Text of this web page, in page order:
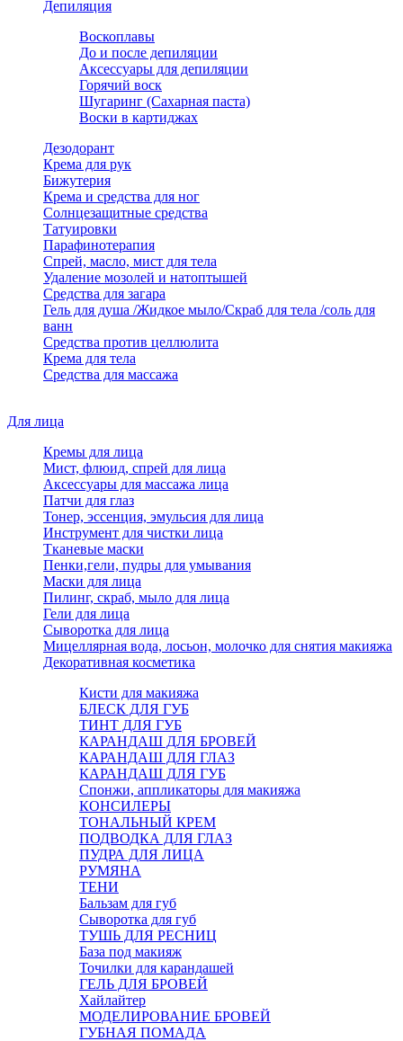
Депиляция
Воскоплавы
До и после депиляции
Аксессуары для депиляции
Горячий воск
Шугаринг (Сахарная паста)
Воски в картиджах
Дезодорант
Крема для рук
Бижутерия
Крема и средства для ног
Солнцезащитные средства
Татуировки
Парафинотерапия
Спрей, масло, мист для тела
Удаление мозолей и натоптышей
Средства для загара
Гель для душа /Жидкое мыло/Скраб для тела /соль для
ванн
Средства против целлюлита
Крема для тела
Средства для массажа
Для лица
Кремы для лица
Мист, флюид, спрей для лица
Аксессуары для массажа лица
Патчи для глаз
Тонер, эссенция, эмульсия для лица
Инструмент для чистки лица
Тканевые маски
Пенки,гели, пудры для умывания
Маски для лица
Пилинг, скраб, мыло для лица
Гели для лица
Сыворотка для лица
Мицеллярная вода, лосьон, молочко для снятия макияжа
Декоративная косметика
Кисти для макияжа
БЛЕСК ДЛЯ ГУБ
ТИНТ ДЛЯ ГУБ
КАРАНДАШ ДЛЯ БРОВЕЙ
КАРАНДАШ ДЛЯ ГЛАЗ
КАРАНДАШ ДЛЯ ГУБ
Спонжи, аппликаторы для макияжа
КОНСИЛЕРЫ
ТОНАЛЬНЫЙ КРЕМ
ПОДВОДКА ДЛЯ ГЛАЗ
ПУДРА ДЛЯ ЛИЦА
РУМЯНА
ТЕНИ
Бальзам для губ
Сыворотка для губ
ТУШЬ ДЛЯ РЕСНИЦ
База под макияж
Точилки для карандашей
ГЕЛЬ ДЛЯ БРОВЕЙ
Хайлайтер
МОДЕЛИРОВАНИЕ БРОВЕЙ
ГУБНАЯ ПОМАДА